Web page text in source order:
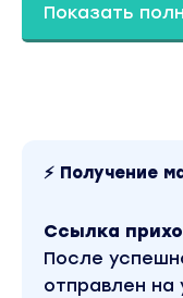
Вы находитесь
Тимoфеева -
Показать
⚡ Получение
Ссылка
После
отправлен на